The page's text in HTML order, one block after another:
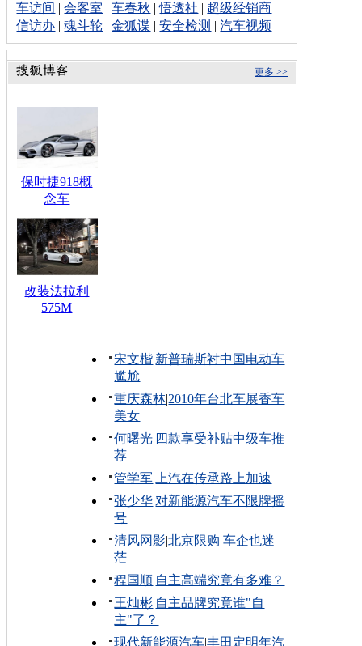
车访间 |会客室 |车春秋 |悟透社 | 超级经销商
信访办 |魂斗轮 |金狐谍 |安全检测 |汽车视频
更多 >>
保时捷918概
念车
改装法拉利
575M
宋文楷|新普瑞斯衬中国电动车
尴尬
重庆森林|2010年台北车展香车
美女
何曙光| 四款享受补贴中级车推
荐
管学军| 上汽在传承路上加速
张少华|对新能源汽车不限牌摇
号
清风网影|北京限购 车企也迷
茫
程国顺|自主高端究竟有多难？
王灿彬|自主品牌究竟谁"自
主"了？
现代新能源汽车|丰田定明年汽